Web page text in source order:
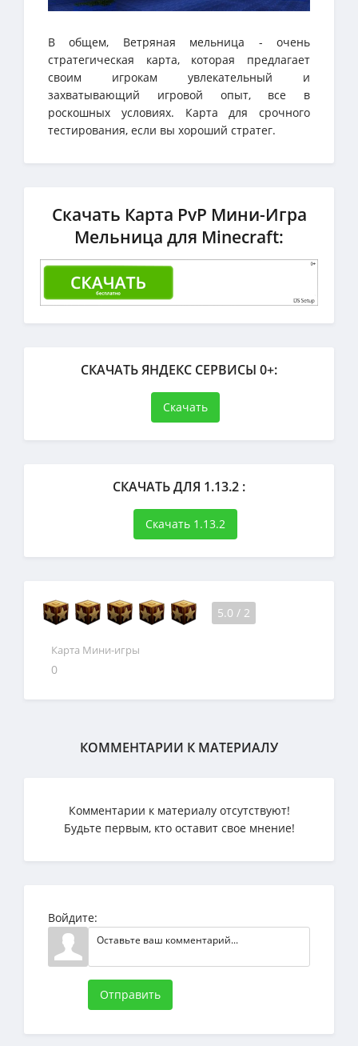
В общем, Ветряная мельница - очень
стратегическая карта, которая предлагает
своим игрокам увлекательный и
захватывающий игровой опыт, все в
роскошных условиях. Карта для срочного
тестирования, если вы хороший стратег.
Скачать Карта PvP Мини-Игра
Мельница для Minecraft:
СКАЧАТЬ ЯНДЕКС СЕРВИСЫ 0+:
Скачать
СКАЧАТЬ ДЛЯ 1.13.2 :
Скачать 1.13.2
5.0 / 2
Карта Мини-игры
0
КОММЕНТАРИИ К МАТЕРИАЛУ
Комментарии к материалу отсутствуют!
Будьте первым, кто оставит свое мнение!
Войдите:
Отправить